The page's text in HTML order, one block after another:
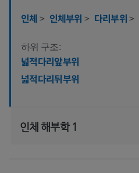
인체> 인체부위> 다리부위>
하위 구조:
넓적다리앞부위
넓적다리뒤부위
인체 해부학 1